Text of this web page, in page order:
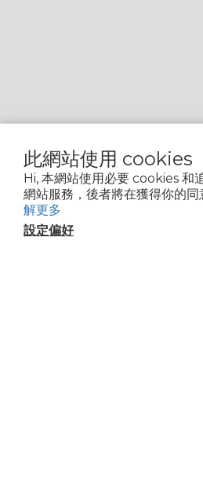
此網站使用 cookies
Hi, 本網站使用必要 cookies 和
網站服務，後者將在獲得你的同
解更多
設定偏好